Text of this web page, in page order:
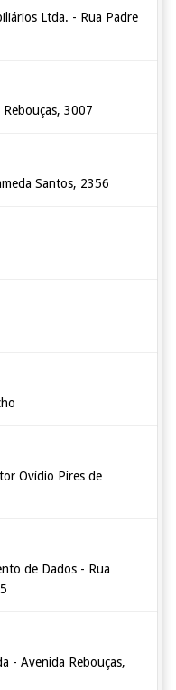
Ltda. - Rua Padre
3007
Santos, 2356
Ovídio Pires de
de Dados - Rua
- Avenida Rebouças,